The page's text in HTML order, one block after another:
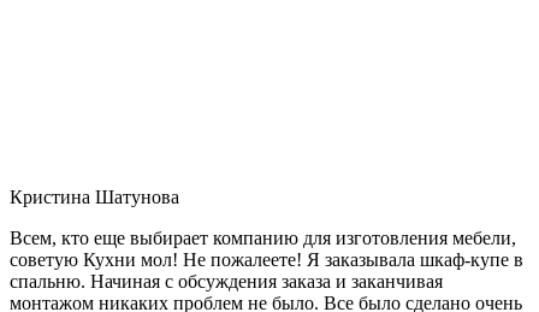
Кристина Шатунова
Всем, кто еще выбирает компанию для изготовления мебели,
советую Кухни мол! Не пожалеете! Я заказывала шкаф-купе в
спальню. Начиная с обсуждения заказа и заканчивая
монтажом никаких проблем не было. Все было сделано очень